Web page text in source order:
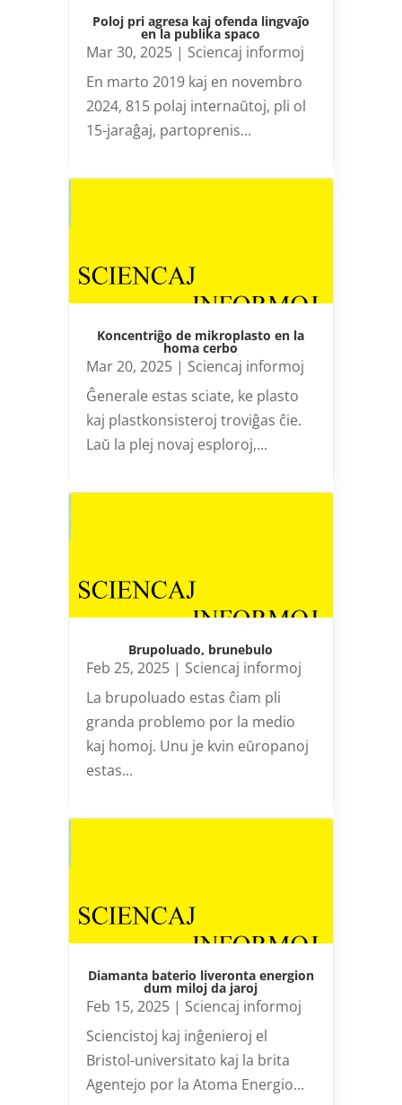
Poloj pri agresa kaj ofenda lingvaĵo
en la publika spaco
Mar 30, 2025| Sciencaj informoj
En marto 2019 kaj en novembro
2024, 815 polaj internaŭtoj, pli ol
15-jaraĝaj, partoprenis...
Koncentriĝo de mikroplasto en la
homa cerbo
Mar 20, 2025| Sciencaj informoj
Ĝenerale estas sciate, ke plasto
kaj plastkonsisteroj troviĝas ĉie.
Laŭ la plej novaj esploroj,...
Brupoluado, brunebulo
Feb 25, 2025| Sciencaj informoj
La brupoluado estas ĉiam pli
granda problemo por la medio
kaj homoj. Unu je kvin eŭropanoj
estas...
Diamanta baterio liveronta energion
dum miloj da jaroj
Feb 15, 2025| Sciencaj informoj
Sciencistoj kaj inĝenieroj el
Bristol-universitato kaj la brita
Agentejo por la Atoma Energio...